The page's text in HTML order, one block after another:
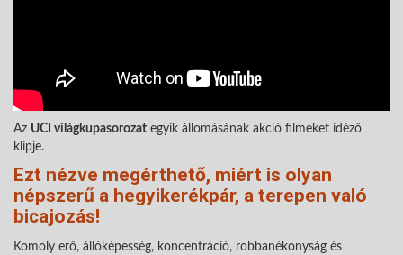
Az UCI világkupasorozat egyik állomásának akció filmeket idéző
klipje.
Ezt nézve megérthető, miért is olyan
népszerű a hegyikerékpár, a terepen való
bicajozás!
Komoly erő, állóképesség, koncentráció, robbanékonyság és